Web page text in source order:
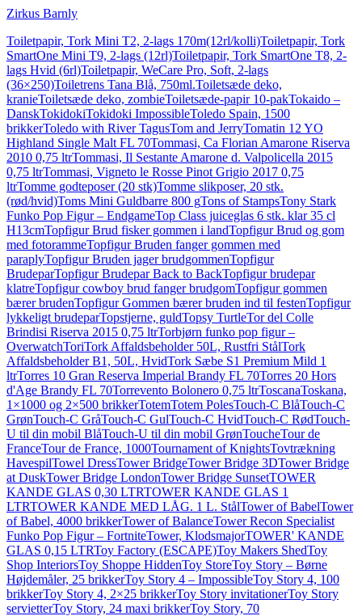
Zirkus Barnly
Toiletpapir, Tork Mini T2, 2-lags 170m(12rl/kolli)Toiletpapir, Tork
SmartOne Mini T9, 2-lags (12rl)Toiletpapir, Tork SmartOne T8, 2-
lags Hvid (6rl)Toiletpapir, WeCare Pro, Soft, 2-lags
(36×250)Toiletrens Tana Blå, 750ml.Toiletsæde deko,
kranieToiletsæde deko, zombieToiletsæde-papir 10-pakTokaido –
DanskTokidokiTokidoki ImpossibleToledo Spain, 1500
brikkerToledo with River TagusTom and JerryTomatin 12 YO
Highland Single Malt FL 70Tommasi, Ca Florian Amarone Riserva
2010 0,75 ltrTommasi, Il Sestante Amarone d. Valpolicella 2015
0,75 ltrTommasi, Vigneto le Rosse Pinot Grigio 2017 0,75
ltrTomme godteposer (20 stk)Tomme slikposer, 20 stk.
(rød/hvid)Toms Mini Guldbarre 800 gTons of StampsTony Stark
Funko Pop Figur – EndgameTop Class juiceglas 6 stk. klar 35 cl
H13cmTopfigur Brud fisker gommen i landTopfigur Brud og gom
med fotorammeTopfigur Bruden fanger gommen med
paraplyTopfigur Bruden jager brudgommenTopfigur
BrudeparTopfigur Brudepar Back to BackTopfigur brudepar
klatreTopfigur cowboy brud fanger brudgomTopfigur gommen
bærer brudenTopfigur Gommen bærer bruden ind til festenTopfigur
lykkeligt brudeparTopstjerne, guldTopsy TurtleTor del Colle
Brindisi Riserva 2015 0,75 ltrTorbjørn funko pop figur –
OverwatchToriTork Affaldsbeholder 50L, Rustfri StålTork
Affaldsbeholder B1, 50L, HvidTork Sæbe S1 Premium Mild 1
ltrTorres 10 Gran Reserva Imperial Brandy FL 70Torres 20 Hors
d'Age Brandy FL 70Torrevento Bolonero 0,75 ltrToscanaToskana,
1×1000 og 2×500 brikkerTotemTotem PolesTouch-C BlåTouch-C
GrønTouch-C GråTouch-C GulTouch-C HvidTouch-C RødTouch-
U til din mobil BlåTouch-U til din mobil GrønToucheTour de
FranceTour de France, 1000Tournament of KnightsTovtrækning
HavespilTowel DressTower BridgeTower Bridge 3DTower Bridge
at DuskTower Bridge LondonTower Bridge SunsetTOWER
KANDE GLAS 0,30 LTRTOWER KANDE GLAS 1
LTRTOWER KANDE MED LÅG. 1 L. StålTower of BabelTower
of Babel, 4000 brikkerTower of BalanceTower Recon Specialist
Funko Pop Figur – FortniteTower, KlodsmajorTOWER' KANDE
GLAS 0,15 LTRToy Factory (ESCAPE)Toy Makers ShedToy
Shop InteriorsToy Shoppe HiddenToy StoreToy Story – Børne
Højdemåler, 25 brikkerToy Story 4 – ImpossibleToy Story 4, 100
brikkerToy Story 4, 2×25 brikkerToy Story invitationerToy Story
servietterToy Story, 24 maxi brikkerToy Story, 70